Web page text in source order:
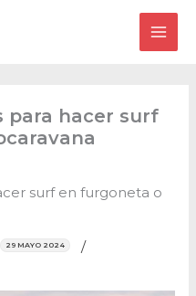
para hacer surf
surf en furgoneta o
29 MAYO 2024 /